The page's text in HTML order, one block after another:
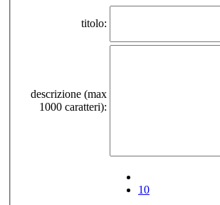
titolo:
descrizione (max
1000 caratteri):
10